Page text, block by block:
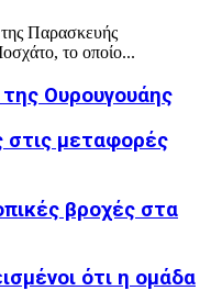
της Παρασκευής
το οποίο...
Ουρουγουάης
στις μεταφορές
βροχές στα
ότι η ομάδα